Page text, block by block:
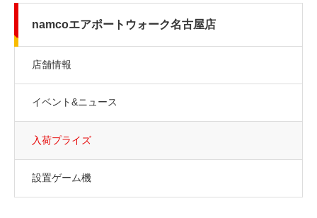
namcoエアポートウォーク名古屋店
店舗情報
イベント&ニュース
入荷プライズ
設置ゲーム機